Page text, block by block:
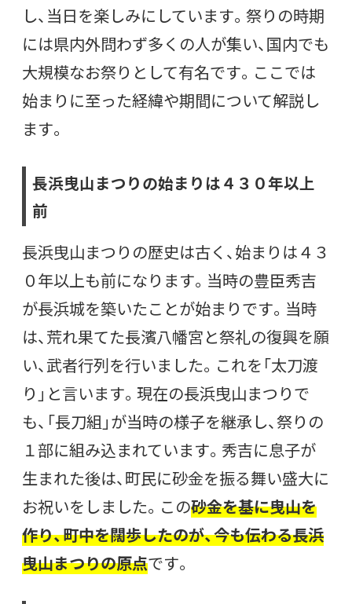
し、当日を楽しみにしています。祭りの時期
には県内外問わず多くの人が集い、国内でも
大規模なお祭りとして有名です。ここでは
始まりに至った経緯や期間について解説し
ます。
長浜曳山まつりの始まりは４３０年以上
前
長浜曳山まつりの歴史は古く、始まりは４３
０年以上も前になります。当時の豊臣秀吉
が長浜城を築いたことが始まりです。当時
は、荒れ果てた長濱八幡宮と祭礼の復興を願
い、武者行列を行いました。これを「太刀渡
り」と言います。現在の長浜曳山まつりで
も、「長刀組」が当時の様子を継承し、祭りの
１部に組み込まれています。秀吉に息子が
生まれた後は、町民に砂金を振る舞い盛大に
お祝いをしました。この砂金を基に曳山を
作り、町中を闊歩したのが、今も伝わる長浜
曳山まつりの原点です。